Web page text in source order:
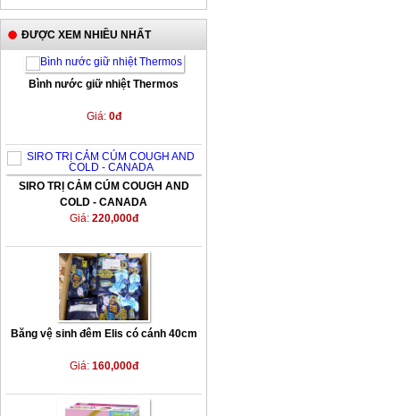
ĐƯỢC XEM NHIỀU NHẤT
Bình nước giữ nhiệt Thermos
Giá:0đ
SIRO TRỊ CẢM CÚM COUGH AND
COLD - CANADA
Giá:220,000đ
Băng vệ sinh đêm Elis có cánh 40cm
Giá:160,000đ